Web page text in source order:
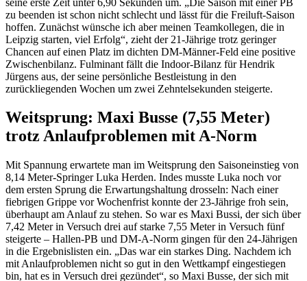
zu beenden ist schon nicht schlecht und lässt für die Freiluft-Saison
hoffen. Zunächst wünsche ich aber meinen Teamkollegen, die in
Leipzig starten, viel Erfolg“, zieht der 21-Jährige trotz geringer
Chancen auf einen Platz im dichten DM-Männer-Feld eine positive
Zwischenbilanz. Fulminant fällt die Indoor-Bilanz für Hendrik
Jürgens aus, der seine persönliche Bestleistung in den
zurückliegenden Wochen um zwei Zehntelsekunden steigerte.
Weitsprung: Maxi Busse (7,55 Meter)
trotz Anlaufproblemen mit A-Norm
Mit Spannung erwartete man im Weitsprung den Saisoneinstieg von
8,14 Meter-Springer Luka Herden. Indes musste Luka noch vor
dem ersten Sprung die Erwartungshaltung drosseln: Nach einer
fiebrigen Grippe vor Wochenfrist konnte der 23-Jährige froh sein,
überhaupt am Anlauf zu stehen. So war es Maxi Bussi, der sich über
7,42 Meter in Versuch drei auf starke 7,55 Meter in Versuch fünf
steigerte – Hallen-PB und DM-A-Norm gingen für den 24-Jährigen
in die Ergebnislisten ein. „Das war ein starkes Ding. Nachdem ich
mit Anlaufproblemen nicht so gut in den Wettkampf eingestiegen
bin, hat es in Versuch drei gezündet“, so Maxi Busse, der sich mit